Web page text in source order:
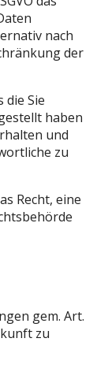
nach
der
die Sie
haben
und
zu
Recht, eine
gem. Art.
zu